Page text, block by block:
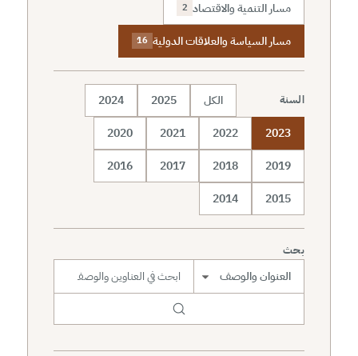
مسار التنمية والاقتصاد 2
مسار السياسة والعلاقات الدولية 16
السنة الكل 2025
2024
2023
2022
2021
2020
2019
2018
2017
2016
2015
2014
بحث